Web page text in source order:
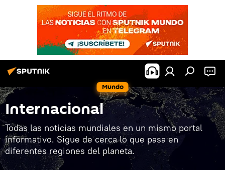
Mundo
Internacional
Todas las noticias mundiales en un mismo portal
informativo. Sigue de cerca lo que pasa en
diferentes regiones del planeta.